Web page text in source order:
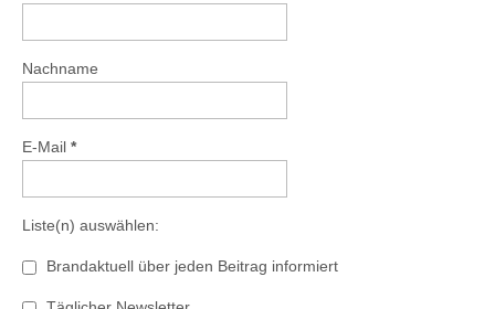
Nachname
E-Mail *
Liste(n) auswählen:
Brandaktuell über jeden Beitrag informiert